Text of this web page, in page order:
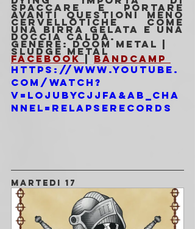
spaccare e portare
avanti questioni meno
cervellotiche come
una birra gelata e una
doccia calda.
Genere: Doom Metal |
Sludge Metal
Facebook | Bandcamp
https://www.youtube.
com/watch?
v=lOjubYcJjFA&ab_cha
nnel=RelapseRecords
MARTEDI 17